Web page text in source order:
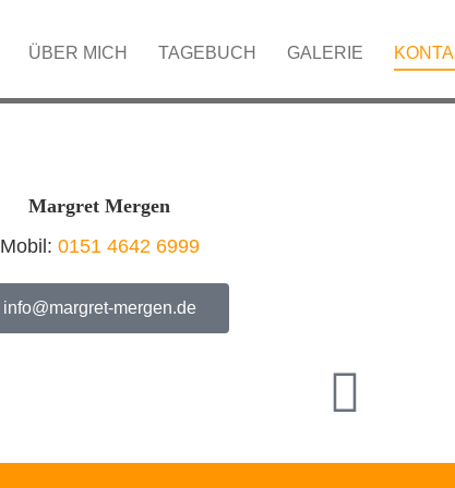
ÜBER MICH TAGEBUCH GALERIE
Margret Mergen
Mobil: 0151 4642 6999
info@margret-mergen.de